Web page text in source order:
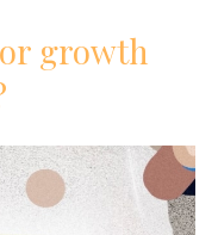
growth